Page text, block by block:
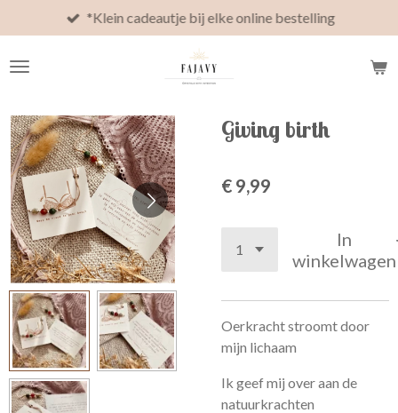
direct
naar
*Klein cadeautje bij elke online bestelling
Giving birth
€ 9,99
In
winkelwagen
Oerkracht stroomt door
mijn lichaam
Ik geef mij over aan de
natuurkrachten